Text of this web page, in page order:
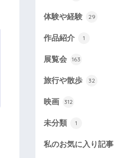
体験や経験 29
作品紹介 1
展覧会 163
旅行や散歩 32
映画 312
未分類 1
私のお気に入り記事